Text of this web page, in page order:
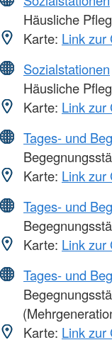
Häusliche
Karte: Link zur
Sozialstationen
Häusliche
Karte: Link zur
Tages- und
Karte: Link zur
Tages- und
Karte: Link zur
Tages- und
Karte: Link zur